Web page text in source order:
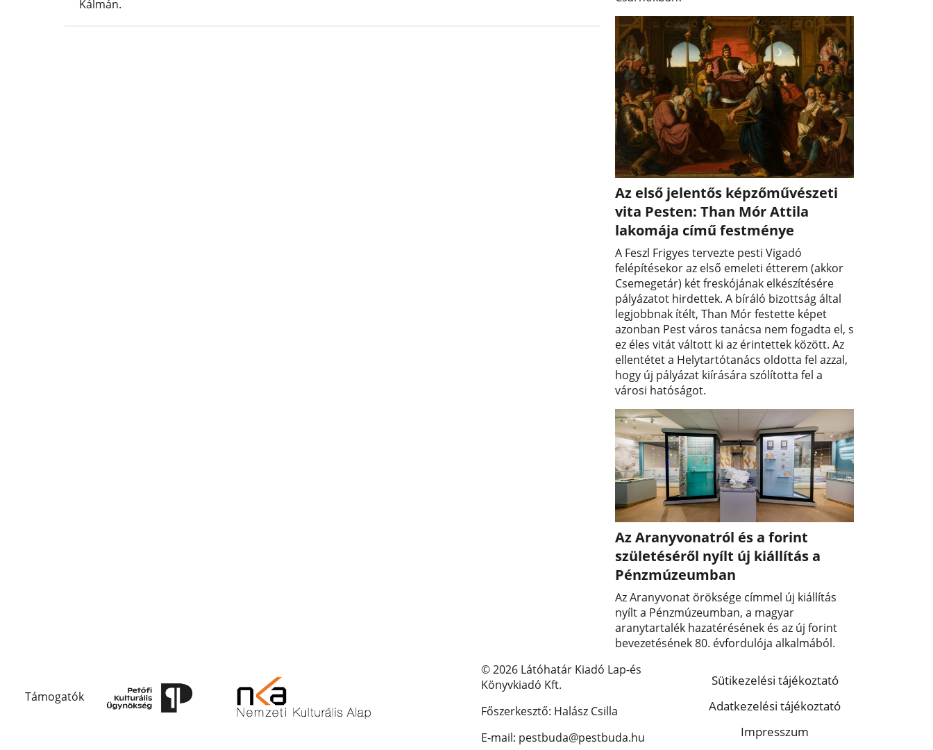
Kálmán.
Az első jelentős képzőművészeti
vita Pesten: Than Mór Attila
lakomája című festménye
A Feszl Frigyes tervezte pesti Vigadó
felépítésekor az első emeleti étterem (akkor
Csemegetár) két freskójának elkészítésére
pályázatot hirdettek. A bíráló bizottság által
legjobbnak ítélt, Than Mór festette képet
azonban Pest város tanácsa nem fogadta el, s
ez éles vitát váltott ki az érintettek között. Az
ellentétet a Helytartótanács oldotta fel azzal,
hogy új pályázat kiírására szólította fel a
városi hatóságot.
Az Aranyvonatról és a forint
születéséről nyílt új kiállítás a
Pénzmúzeumban
Az Aranyvonat öröksége címmel új kiállítás
nyílt a Pénzmúzeumban, a magyar
aranytartalék hazatérésének és az új forint
bevezetésének 80. évfordulója alkalmából.
Támogatók
© 2026 Látóhatár Kiadó Lap-és
Könyvkiadó Kft.
Főszerkesztő: Halász Csilla
E-mail: pestbuda@pestbuda.hu
Sütikezelési tájékoztató
Adatkezelési tájékoztató
Impresszum